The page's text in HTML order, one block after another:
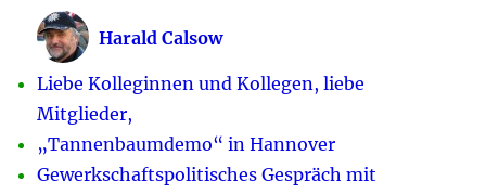
Harald Calsow
Liebe Kolleginnen und Kollegen, liebe
Mitglieder,
„Tannenbaumdemo“ in Hannover
Gewerkschaftspolitisches Gespräch mit